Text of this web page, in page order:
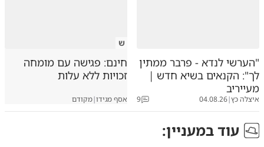
"הערשי לנדא - פרבר ממתין
לך": הקנאים בשיא חדש |
מעייריב
איצלה כץ|
04.08.26
9
ש
חינם: פגישה עם מומחה
זכויות ללא עלות
אסף מגידו|מקודם
עוד במעניין: